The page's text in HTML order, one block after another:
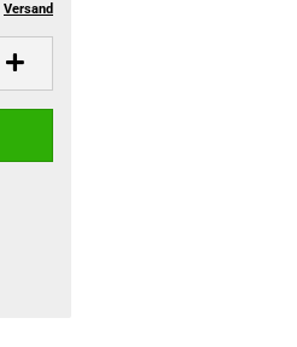
Versand